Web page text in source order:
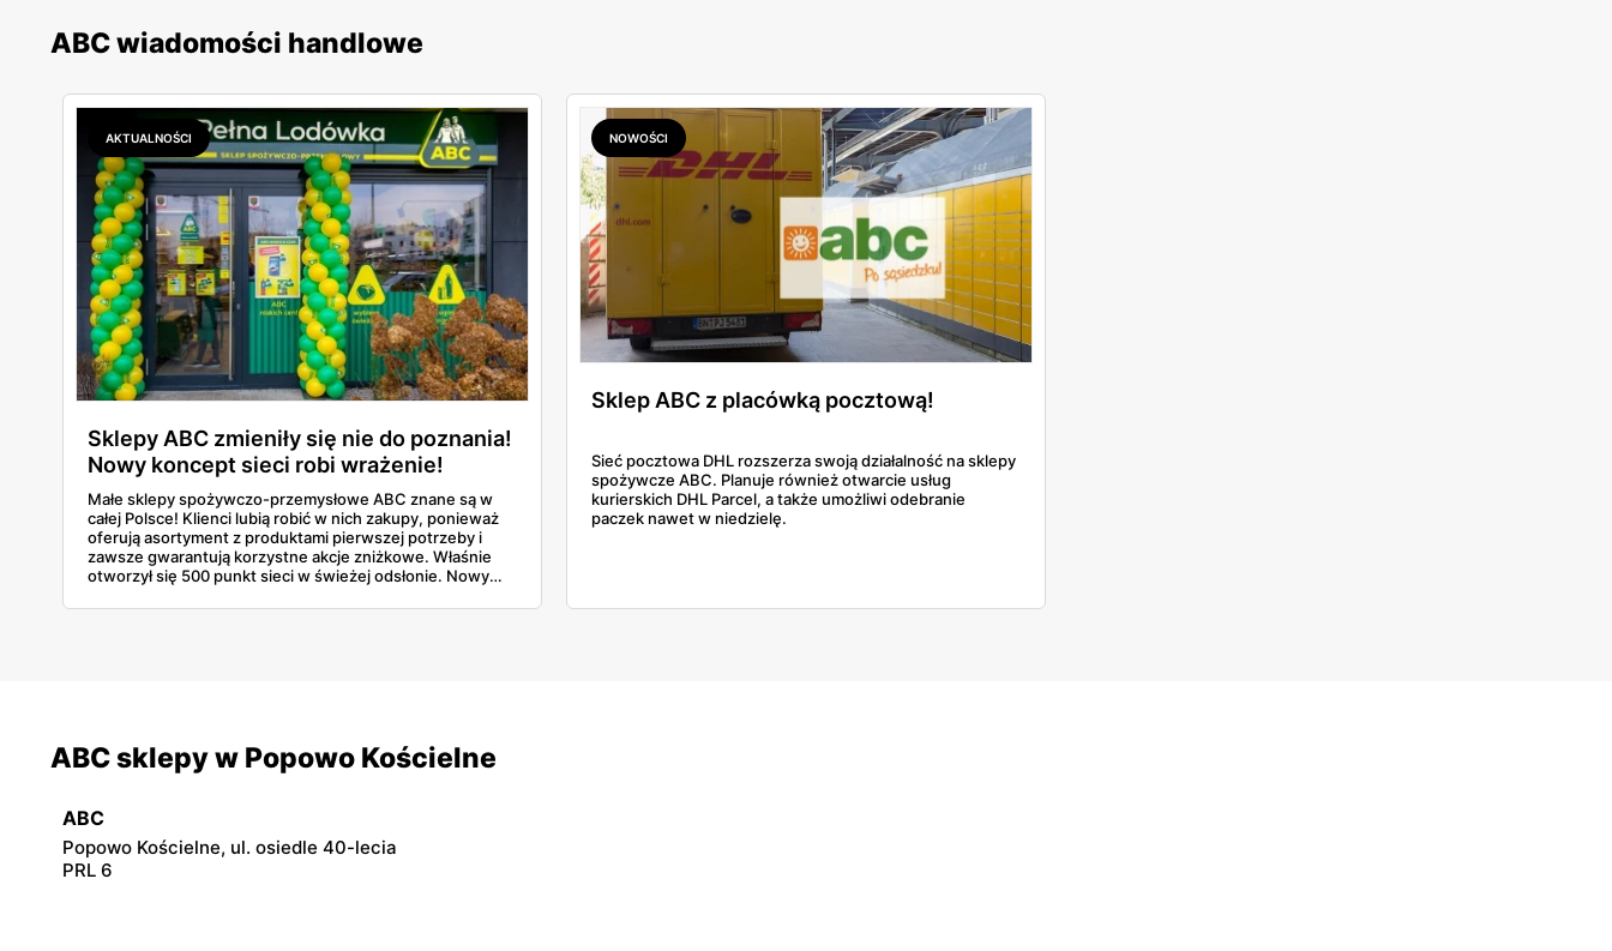
ABC wiadomości handlowe
AKTUALNOŚCI
Sklepy ABC zmieniły się nie do poznania!
Nowy koncept sieci robi wrażenie!
Małe sklepy spożywczo-przemysłowe ABC znane są w
całej Polsce! Klienci lubią robić w nich zakupy, ponieważ
oferują asortyment z produktami pierwszej potrzeby i
zawsze gwarantują korzystne akcje zniżkowe. Właśnie
otworzył się 500 punkt sieci w świeżej odsłonie. Nowy
więcej!
NOWOŚCI
Sklep ABC z placówką pocztową!
Sieć pocztowa DHL rozszerza swoją działalność na sklepy
spożywcze ABC. Planuje również otwarcie usług
kurierskich DHL Parcel, a także umożliwi odebranie
paczek nawet w niedzielę.
ABC sklepy w Popowo Kościelne
ABC
Popowo Kościelne, ul. osiedle 40-lecia
PRL 6